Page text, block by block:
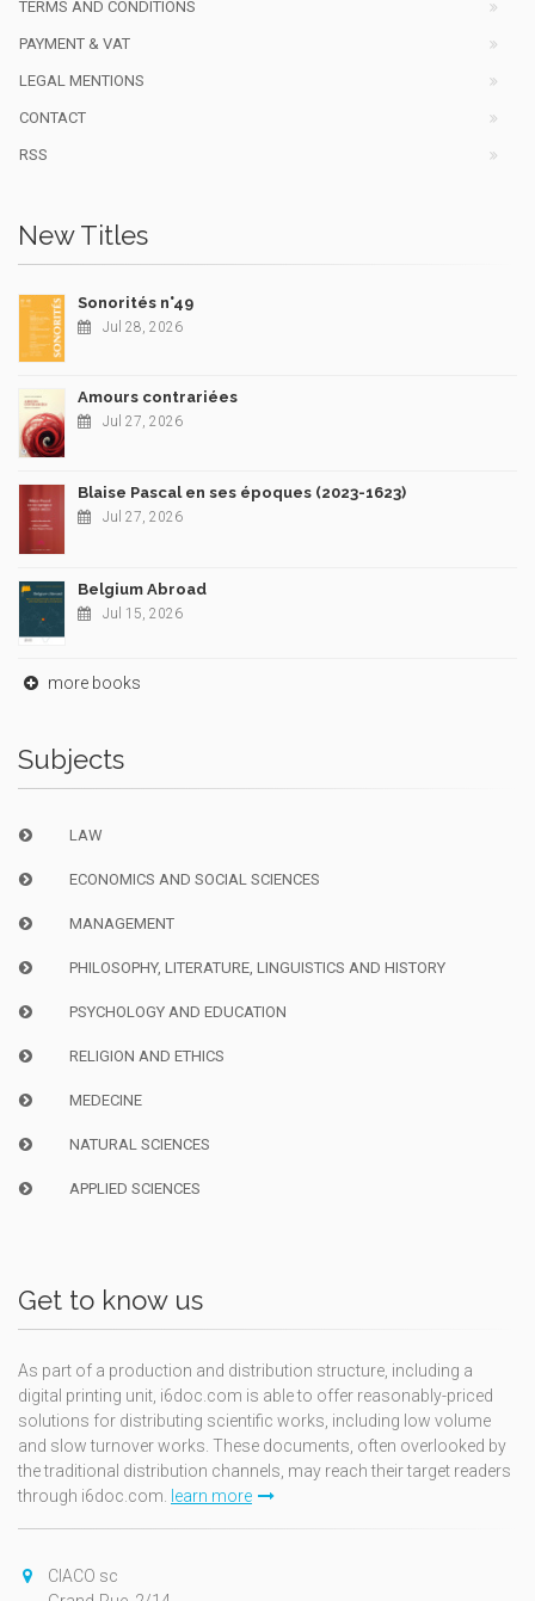
TERMS AND CONDITIONS
PAYMENT & VAT
LEGAL MENTIONS
CONTACT
RSS
New Titles
Sonorités n°49
Jul 28, 2026
Amours contrariées
Jul 27, 2026
Blaise Pascal en ses époques (2023-1623)
Jul 27, 2026
Belgium Abroad
Jul 15, 2026
more books
Subjects
LAW
ECONOMICS AND SOCIAL SCIENCES
MANAGEMENT
PHILOSOPHY, LITERATURE, LINGUISTICS AND HISTORY
PSYCHOLOGY AND EDUCATION
RELIGION AND ETHICS
MEDECINE
NATURAL SCIENCES
APPLIED SCIENCES
Get to know us
As part of a production and distribution structure, including a
digital printing unit, i6doc.com is able to offer reasonably-priced
solutions for distributing scientific works, including low volume
and slow turnover works. These documents, often overlooked by
the traditional distribution channels, may reach their target readers
through i6doc.com.
learn more
CIACO sc